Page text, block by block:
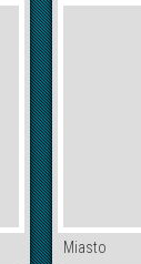
Miasto